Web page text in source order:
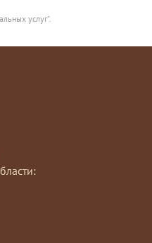
услуг".